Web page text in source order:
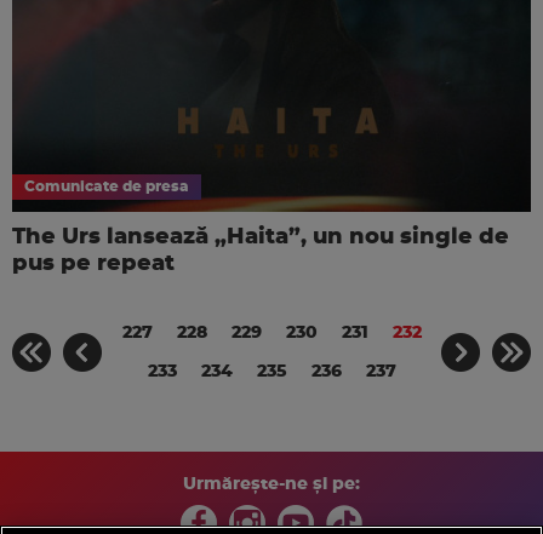
Comunicate de presa
The Urs lansează „Haita”, un nou single de
pus pe repeat
227 228 229 230 231 232
233 234 235 236 237
Urmărește-ne și pe: